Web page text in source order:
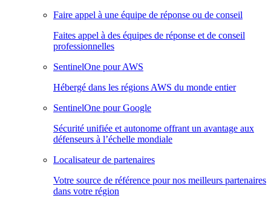
Faire appel à une équipe de réponse ou de conseil
Faites appel à des équipes de réponse et de conseil
professionnelles
SentinelOne pour AWS
Hébergé dans les régions AWS du monde entier
SentinelOne pour Google
Sécurité unifiée et autonome offrant un avantage aux
défenseurs à l’échelle mondiale
Localisateur de partenaires
Votre source de référence pour nos meilleurs partenaires
dans votre région